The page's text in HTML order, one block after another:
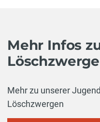
Mehr Infos
Löschzwerge
Mehr zu unserer
Löschzwergen